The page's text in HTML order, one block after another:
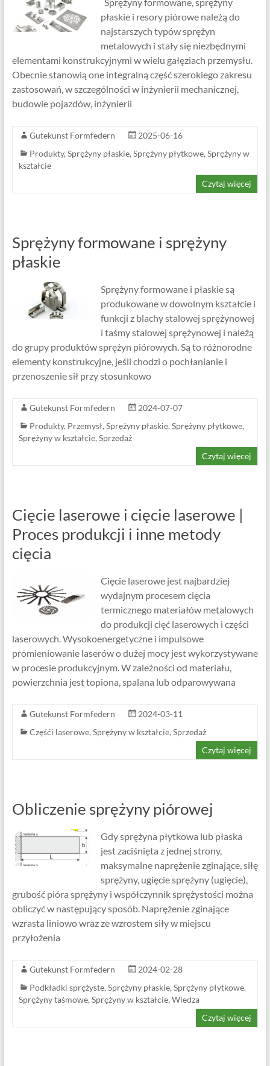
płaskie i resory piórowe należą do
najstarszych typów sprężyn
metalowych i stały się niezbędnymi
elementami konstrukcyjnymi w wielu gałęziach przemysłu.
Obecnie stanowią one integralną część szerokiego zakresu
zastosowań, w szczególności w inżynierii mechanicznej,
budowie pojazdów, inżynierii
Gutekunst Formfedern
2025-06-16
Produkty, Sprężyny płaskie, Sprężyny płytkowe, Sprężyny w
kształcie
Czytaj więcej
Sprężyny formowane i sprężyny
płaskie
Sprężyny formowane i płaskie są
produkowane w dowolnym kształcie i
funkcji z blachy stalowej sprężynowej
i taśmy stalowej sprężynowej i należą
do grupy produktów sprężyn piórowych. Są to różnorodne
elementy konstrukcyjne, jeśli chodzi o pochłanianie i
przenoszenie sił przy stosunkowo
Gutekunst Formfedern
2024-07-07
Produkty, Przemysł, Sprężyny płaskie, Sprężyny płytkowe,
Sprężyny w kształcie, Sprzedaż
Czytaj więcej
Cięcie laserowe i cięcie laserowe |
Proces produkcji i inne metody
cięcia
Cięcie laserowe jest najbardziej
wydajnym procesem cięcia
termicznego materiałów metalowych
do produkcji cięć laserowych i części
laserowych. Wysokoenergetyczne i impulsowe
promieniowanie laserów o dużej mocy jest wykorzystywane
w procesie produkcyjnym. W zależności od materiału,
powierzchnia jest topiona, spalana lub odparowywana
Gutekunst Formfedern
2024-03-11
Częśći laserowe, Sprężyny w kształcie, Sprzedaż
Czytaj więcej
Obliczenie sprężyny piórowej
Gdy sprężyna płytkowa lub płaska
jest zaciśnięta z jednej strony,
maksymalne naprężenie zginające, siłę
sprężyny, ugięcie sprężyny (ugięcie),
grubość pióra sprężyny i współczynnik sprężystości można
obliczyć w następujący sposób. Naprężenie zginające
wzrasta liniowo wraz ze wzrostem siły w miejscu
przyłożenia
Gutekunst Formfedern
2024-02-28
Podkładki sprężyste, Sprężyny płaskie, Sprężyny płytkowe,
Sprężyny taśmowe, Sprężyny w kształcie, Wiedza
Czytaj więcej